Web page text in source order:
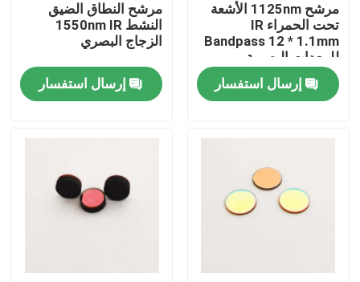
جولة في المعمل
ضبط الجودة
طلب اقتباس
مرشح النطاق البصري
فلتر الفلوريسانس
مرشح 1125nm الأشعة
تحت الحمراء IR
Bandpass 12 * 1.1mm
للمعدات البصرية
إرسال استفسار
مرشح النطاق الضيق
النشط 1550nm IR
الزجاج البصري
إرسال استفسار